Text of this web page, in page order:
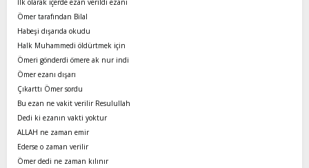
Ömer tarafından Bilal
Habeşi dışarıda okudu
Halk Muhammedi öldürtmek için
Ömeri gönderdi ömere ak nur indi
Ömer ezanı dışarı
Çıkarttı Ömer sordu
Bu ezan ne vakit verilir Resulullah
Dedi ki ezanın vakti yoktur
ALLAH ne zaman emir
Ederse o zaman verilir
Ömer dedi ne zaman kılınır